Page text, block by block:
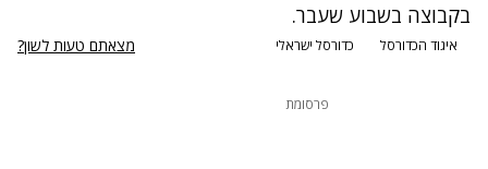
בקבוצה בשבוע שעבר.
איגוד הכדורסל כדורסל ישראלי מצאתם טעות לשון?
פרסומת